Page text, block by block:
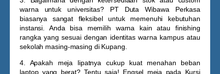
warna untuk universitas?PT Duta Wibawa Perkasa
biasanya sangat fleksibel untuk memenuhi kebutuhan
instansi. Anda bisa memilih warna kain atau finishing
rangka yang sesuai dengan identitas warna kampus atau
sekolah masing-masing di Kupang.
4. Apakah meja lipatnya cukup kuat menahan beban
laptop yang berat? Tentu saja! Engsel meja pada Kursi